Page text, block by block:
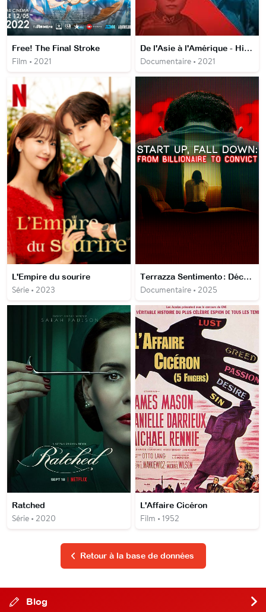
Free! The Final Stroke
Film • 2021
De l'Asie à l'Amérique - Histoire de l'immigration asiatique aux États-Unis
Documentaire • 2021
L'Empire du sourire
Série • 2023
Terrazza Sentimento : Décadence d'un milliardaire
Documentaire • 2025
Ratched
Série • 2020
L'Affaire Cicéron
Film • 1952
Retour à la base de données
Blog